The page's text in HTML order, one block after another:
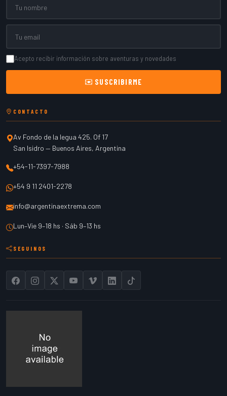
Acepto recibir información sobre aventuras y novedades
SUSCRIBIRME
CONTACTO
Av Fondo de la legua 425. Of 17
San Isidro — Buenos Aires, Argentina
+54-11-7397-7988
+54 9 11 2401-2278
info@argentinaextrema.com
Lun–Vie 9–18 hs · Sáb 9–13 hs
SEGUINOS